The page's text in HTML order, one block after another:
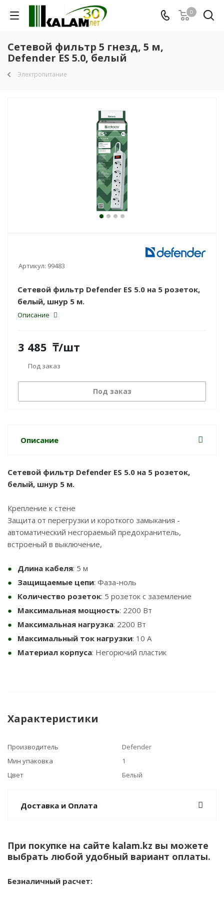
0
Сетевой фильтр 5 гнезд, 5 м,
Defender ES 5.0, белый
Электропитание
Артикул: 99483
Сетевой фильтр Defender ES 5.0 на 5 розеток,
белый, шнур 5 м.
Описание
3 485 ₸/шт
Под заказ
Под заказ
Описание
Сетевой фильтр Defender ES 5.0 на 5 розеток,
белый, шнур 5 м.
Крепление к стене
Защита от перегрузки и короткого замыкания -
автоматический несгораемый предохранитель,
встроеный в выключение,
Длина кабеля: 5 м
Защищаемые цепи: Фаза-ноль
Количество розеток: 5 розеток с заземление
Максимальная мощность: 2200 Вт
Максимальная нагрузка: 2200 Вт
Максимальный ток нагрузки: 10 А
Материал корпуса: Негорючий пластик
Характеристики
Производитель
Defender
Мин упаковка
1
Цвет
Белый
Доставка и Оплата
При покупке на сайте kalam.kz вы можете
выбрать любой удобный вариант оплаты.
Безналичный расчет: